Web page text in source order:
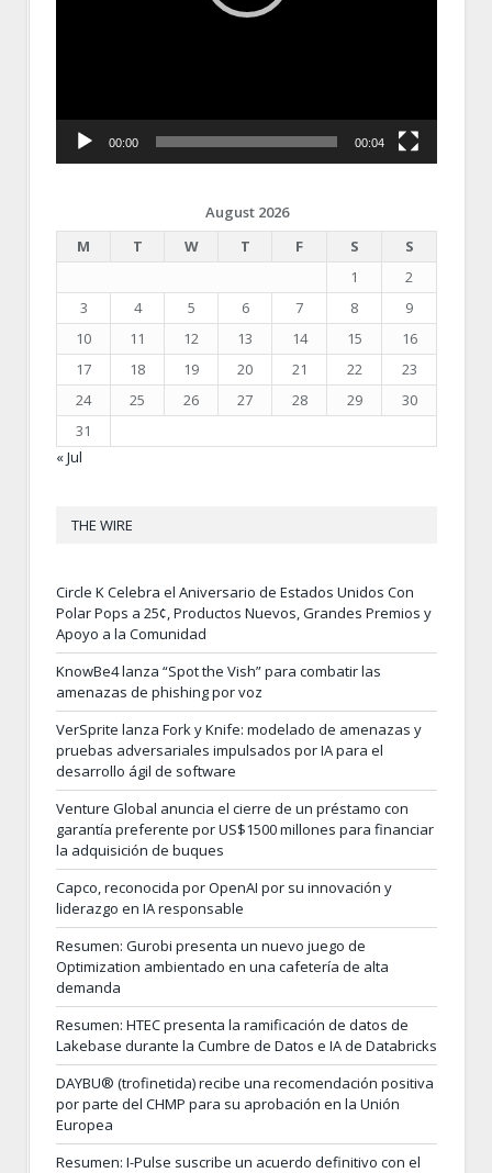
00:00 00:04
August 2026
M
T W T F S
S
1
2
3
4 5 6 7 8
9
10
11 12 13 14 15
16
17
18 19 20 21 22
23
24
25 26 27 28 29
30
31
« Jul
THE WIRE
Circle K Celebra el Aniversario de Estados Unidos Con
Polar Pops a 25¢, Productos Nuevos, Grandes Premios y
Apoyo a la Comunidad
KnowBe4 lanza “Spot the Vish” para combatir las
amenazas de phishing por voz
VerSprite lanza Fork y Knife: modelado de amenazas y
pruebas adversariales impulsados por IA para el
desarrollo ágil de software
Venture Global anuncia el cierre de un préstamo con
garantía preferente por US$1500 millones para financiar
la adquisición de buques
Capco, reconocida por OpenAI por su innovación y
liderazgo en IA responsable
Resumen: Gurobi presenta un nuevo juego de
Optimization ambientado en una cafetería de alta
demanda
Resumen: HTEC presenta la ramificación de datos de
Lakebase durante la Cumbre de Datos e IA de Databricks
DAYBU® (trofinetida) recibe una recomendación positiva
por parte del CHMP para su aprobación en la Unión
Europea
Resumen: I-Pulse suscribe un acuerdo definitivo con el